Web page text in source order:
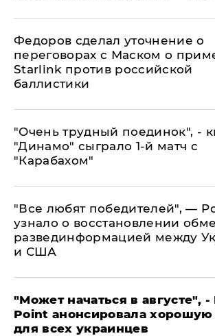
Федоров сделал уточнение о
переговорах с Маском о
Starlink против российской
баллистики
"Очень трудный поединок", -
"Динамо" сыграло 1-й матч с
"Карабахом"
​"Все любят победителей", —
узнало о восстановлении
развединформацией между
и США
"Может начаться в августе", -
Point анонсировала хорошую
для всех украинцев